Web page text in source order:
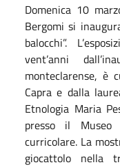
Domenica 10
Bergomi si
balocchi”.
vent’anni
monteclarense, è
Capra e dalla
Etnologia Maria
presso il
curricolare. La
giocattolo nella